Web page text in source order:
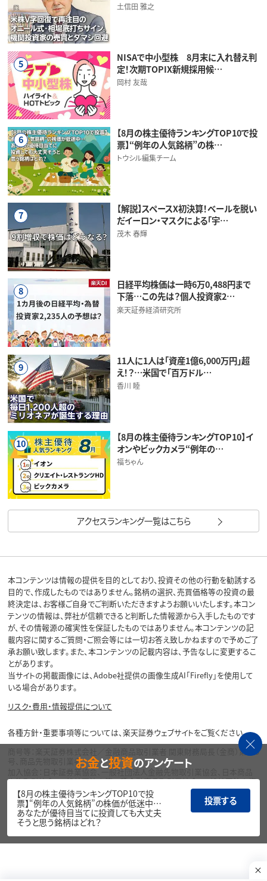
土信田 雅之
5
NISAで中小型株 8月末に入れ替え判
定！次期TOPIX新規採用候…
岡村 友哉
6
【8月の株主優待ランキングTOP10で投
票】“例年の人気銘柄”の株…
トウシル編集チーム
7
【解説】スペースX初決算！ベールを脱い
だイーロン・マスクによる「宇…
茂木 春輝
8
日経平均株価は一時6万0,488円まで
下落…この先は？個人投資家2…
楽天証券経済研究所
9
11人に1人は「資産1億6,000万円」超
え！？…米国で「百万ドル…
香川 睦
10
【8月の株主優待ランキングTOP10】イ
オンやビックカメラ“例年の…
福ちゃん
アクセスランキング一覧はこちら
本コンテンツは情報の提供を目的としており、投資その他の行動を勧誘する
目的で、作成したものではありません。銘柄の選択、売買価格等の投資の最
終決定は、お客様ご自身でご判断いただきますようお願いいたします。本コン
テンツの情報は、弊社が信頼できると判断した情報源から入手したものです
が、その情報源の確実性を保証したものではありません。本コンテンツの記
載内容に関するご質問・ご照会等には一切お答え致しかねますので予めご了
承お願い致します。また、本コンテンツの記載内容は、予告なしに変更するこ
とがあります。
当サイトの掲載画像には、Adobe社提供の画像生成AI「Firefly」を使用して
いる場合があります。
リスク・費用・情報提供について
各種方針・重要事項等については、楽天証券ウェブサイトをご覧ください。
商号等：楽天証券株式会社／金融商品取引業者 関東財務局長（金商）第195
号、商品先物取引業者
加入協会：日本証券業協会、一般社団法人金融先物取引業協会、日本商品
先物取引協会、一般社団法人第二種金融商品取引業協会、一般社団法人資
産運用業協会
Copyright©
1999-2026 Rakuten Securities, Inc. All
お金と投資のアンケート
【8月の株主優待ランキングTOP10で投
票】“例年の人気銘柄”の株価が低迷中…
あなたが優待目当てに投資しても大丈夫
そうと思う銘柄はどれ？
投票する